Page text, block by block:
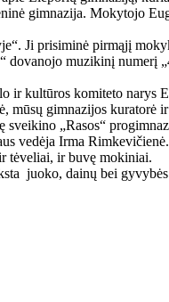
gimnazija. Mokytojo
Ji prisiminė pirmąjį
muzikinį numerį
ir kultūros komiteto narys
gimnazijos
„Rasos“
vedėja Irma
tėveliai, ir buvę mokiniai.
juoko, dainų bei